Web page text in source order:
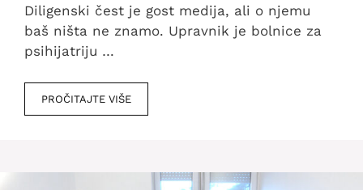
Diligenski čest je gost medija, ali o njemu
baš ništa ne znamo. Upravnik je bolnice za
psihijatriju …
PROČITAJTE VIŠE